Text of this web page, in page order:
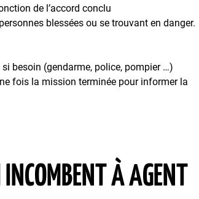
de l’accord conclu
blessées ou se trouvant en danger.
besoin (gendarme, police, pompier …)
fois la mission terminée pour informer la
À AGENT